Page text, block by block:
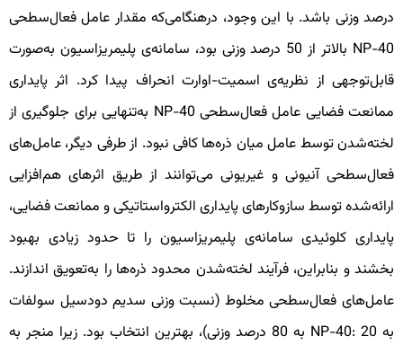
درصد وزنی باشد. با این وجود، درهنگامی‌که مقدار عامل فعال‌سطحی
NP-40 بالاتر از 50 درصد وزنی بود، سامانه‌ی پلیمریزاسیون به‌صورت
قابل‌توجهی از نظریه‌ی اسمیت-اوارت انحراف پیدا کرد. اثر پایداری
ممانعت فضایی عامل فعال‌سطحی NP-40 به‌تنهایی برای جلوگیری از
لخته‌شدن توسط عامل میان ذره‌ها کافی نبود. از طرفی دیگر، عامل‌های
فعال‌سطحی آنیونی و غیریونی می‌توانند از طریق اثرهای هم‌افزایی
ارائه‌شده توسط سازوکارهای پایداری الکترواستاتیکی و ممانعت فضایی،
پایداری کلوئیدی سامانه‌ی پلیمریزاسیون را تا حدود زیادی بهبود
بخشند و بنابراین، فرآیند لخته‌شدن محدود ذره‌ها را به‌تعویق اندازند.
عامل‌های فعال‌سطحی مخلوط (نسبت وزنی سدیم دودسیل سولفات
به ‌NP-40: 20 به 80 درصد وزنی)، بهترین انتخاب بود. زیرا منجر به